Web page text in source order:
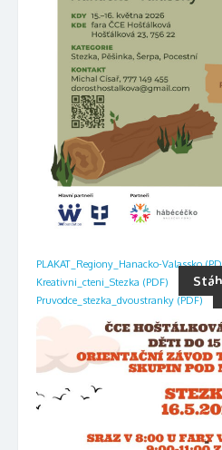
PLAKAT_Regiony_Hanacko-Valassko
Kreativni_cteni_Stezka (PDF)
Pruvodce_stezka_dvoustranky (PDF)